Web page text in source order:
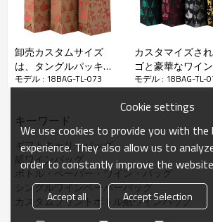
シングルボトルワイン ギフトバッグ
卸売カスタムサイズ
は、タングルパッキン
グのエレガントな包装
モデル : 18BAG-TL-073
カスタマイズさ
ゴと豪華なワイ
グフラットボトム
紙袋を処理
モデル : 18BAG-TL-
キーワード
ギフトキャリーバッグ
紙ワインバッグ
ボトル・ペーパー・ワイン・バッグ
シングルワインペーパーバッグ
カスタムプリントボトル紙ワインバッグ
Cookie settings
We use cookies to provide you with the
experience. They also allow us to
order to constantly improve the
Accept all Accept Selection